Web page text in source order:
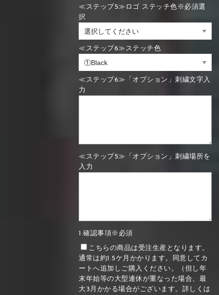
≪ステップ5≫ロゴ ステッチ色※必須選
択
≪ステップ6≫ステッチ色
≪ステップ6≫「オプション」刺繍文字入
力
≪ステップ5≫「オプション」刺繍場所を
入力
1.確認事項※必須
こちらの商品は受注生産となります。
通常は約1.5ケ月かかります。同意してカ
ートへ追加しご購入ください。（但し年
末年始等の大型連休が重なった場合、最
大3月かかる場合がございます。詳しくは